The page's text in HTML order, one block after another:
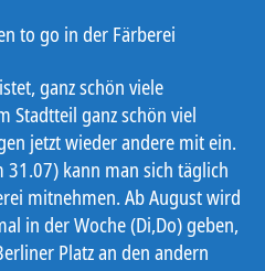
to go in der Färberei
ganz schön viele
Stadtteil ganz schön viel
jetzt wieder andere mit ein.
31.07) kann man sich täglich
mitnehmen. Ab August wird
in der Woche (Di,Do) geben,
Platz an den andern